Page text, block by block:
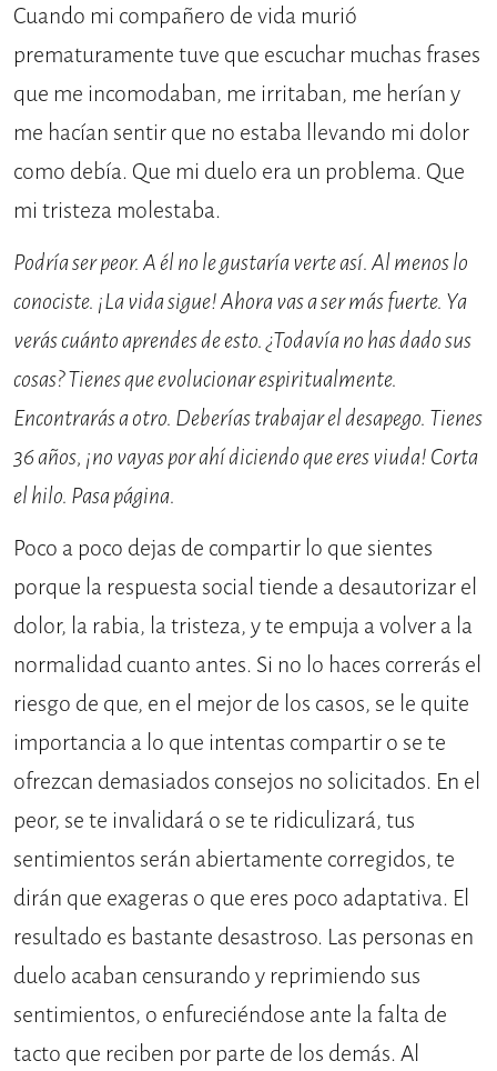
Cuando mi compañero de vida murió
prematuramente tuve que escuchar muchas frases
que me incomodaban, me irritaban, me herían y
me hacían sentir que no estaba llevando mi dolor
como debía. Que mi duelo era un problema. Que
mi tristeza molestaba.
Podría ser peor. A él no le gustaría verte así. Al menos lo
conociste. ¡La vida sigue! Ahora vas a ser más fuerte. Ya
verás cuánto aprendes de esto. ¿Todavía no has dado sus
cosas? Tienes que evolucionar espiritualmente.
Encontrarás a otro. Deberías trabajar el desapego. Tienes
36 años, ¡no vayas por ahí diciendo que eres viuda! Corta
el hilo. Pasa página.
Poco a poco dejas de compartir lo que sientes
porque la respuesta social tiende a desautorizar el
dolor, la rabia, la tristeza, y te empuja a volver a la
normalidad cuanto antes. Si no lo haces correrás el
riesgo de que, en el mejor de los casos, se le quite
importancia a lo que intentas compartir o se te
ofrezcan demasiados consejos no solicitados. En el
peor, se te invalidará o se te ridiculizará, tus
sentimientos serán abiertamente corregidos, te
dirán que exageras o que eres poco adaptativa. El
resultado es bastante desastroso. Las personas en
duelo acaban censurando y reprimiendo sus
sentimientos, o enfureciéndose ante la falta de
tacto que reciben por parte de los demás. Al